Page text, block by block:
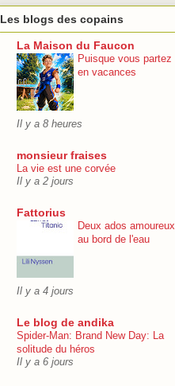
Les blogs des copains
La Maison du Faucon
Puisque vous partez
en vacances
Il y a 8 heures
monsieur fraises
La vie est une corvée
Il y a 2 jours
Fattorius
Deux ados amoureux
au bord de l'eau
Il y a 4 jours
Le blog de andika
Spider-Man: Brand New Day: La
solitude du héros
Il y a 6 jours